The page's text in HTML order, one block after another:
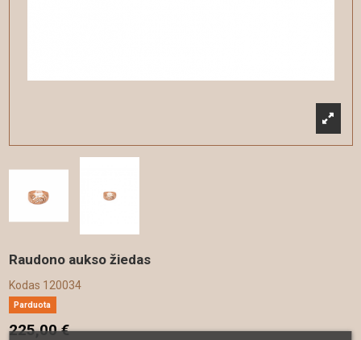
Raudono aukso žiedas
Kodas 120034
Parduota
225,00 €